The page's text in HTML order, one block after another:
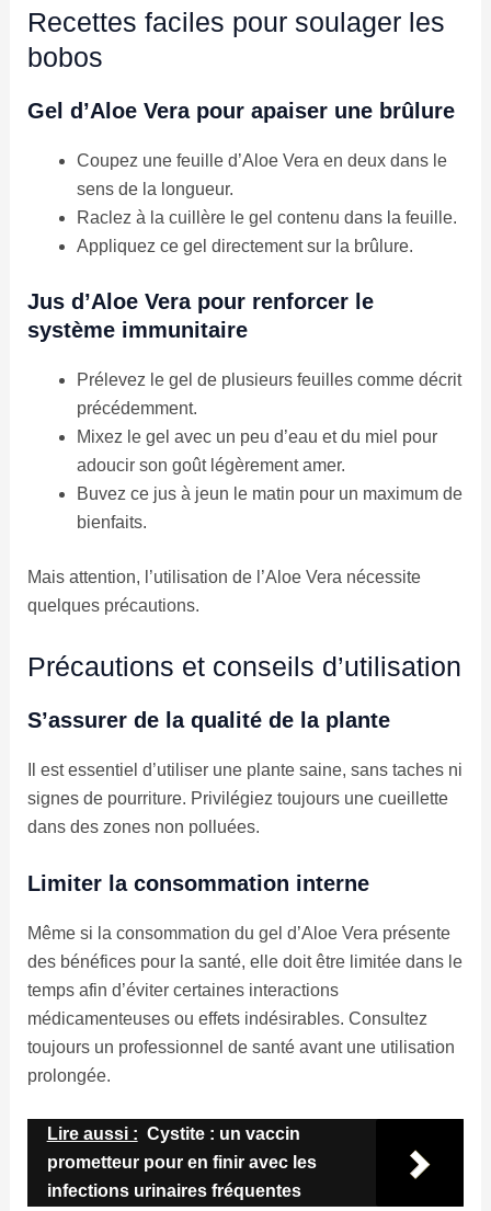
Recettes faciles pour soulager les
bobos
Gel d’Aloe Vera pour apaiser une brûlure
Coupez une feuille d’Aloe Vera en deux dans le
sens de la longueur.
Raclez à la cuillère le gel contenu dans la feuille.
Appliquez ce gel directement sur la brûlure.
Jus d’Aloe Vera pour renforcer le
système immunitaire
Prélevez le gel de plusieurs feuilles comme décrit
précédemment.
Mixez le gel avec un peu d’eau et du miel pour
adoucir son goût légèrement amer.
Buvez ce jus à jeun le matin pour un maximum de
bienfaits.
Mais attention, l’utilisation de l’Aloe Vera nécessite
quelques précautions.
Précautions et conseils d’utilisation
S’assurer de la qualité de la plante
Il est essentiel d’utiliser une plante saine, sans taches ni
signes de pourriture. Privilégiez toujours une cueillette
dans des zones non polluées.
Limiter la consommation interne
Même si la consommation du gel d’Aloe Vera présente
des bénéfices pour la santé, elle doit être limitée dans le
temps afin d’éviter certaines interactions
médicamenteuses ou effets indésirables. Consultez
toujours un professionnel de santé avant une utilisation
prolongée.
Lire aussi : Cystite : un vaccin
prometteur pour en finir avec les
infections urinaires fréquentes